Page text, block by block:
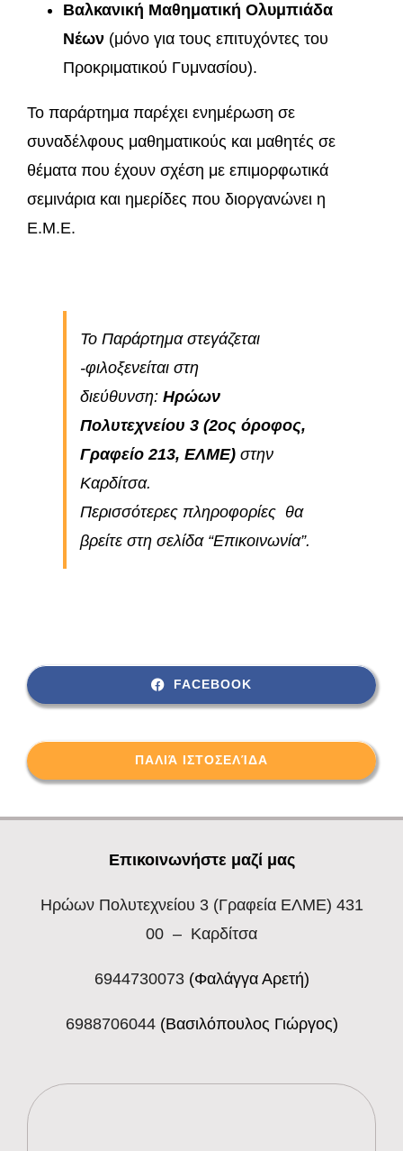
Βαλκανική Μαθηματική Ολυμπιάδα
Νέων (μόνο για τους επιτυχόντες του
Προκριματικού Γυμνασίου).
Το παράρτημα παρέχει ενημέρωση σε
συναδέλφους μαθηματικούς και μαθητές σε
θέματα που έχουν σχέση με επιμορφωτικά
σεμινάρια και ημερίδες που διοργανώνει η
Ε.Μ.Ε.
Το Παράρτημα στεγάζεται
-φιλοξενείται στη
διεύθυνση: Ηρώων
Πολυτεχνείου 3 (2ος όροφος,
Γραφείο 213, ΕΛΜΕ) στην
Καρδίτσα.
Περισσότερες πληροφορίες θα
βρείτε στη σελίδα “Επικοινωνία”.
FACEBOOK
ΠΑΛΙΆ ΙΣΤΟΣΕΛΊΔΑ
Επικοινωνήστε μαζί μας
Ηρώων Πολυτεχνείου 3(Γραφεία ΕΛΜΕ) 431
00 – Καρδίτσα
6944730073(Φαλάγγα Αρετή)
6988706044(Βασιλόπουλος Γιώργος)